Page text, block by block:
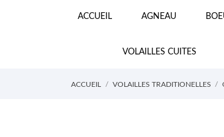
ACCUEIL AGNEAU
VOLAILLES CUITES
ACCUEIL VOLAILLES TRADITIONELLES